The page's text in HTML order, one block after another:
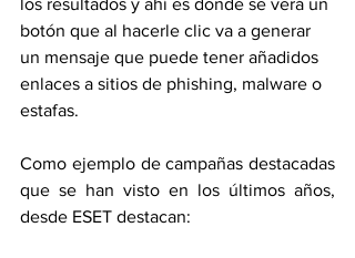
botón que al hacerle clic va a generar
un mensaje que puede tener añadidos
enlaces a sitios de phishing, malware o
estafas.
Como ejemplo de campañas destacadas
que se han visto en los últimos años,
desde ESET destacan: